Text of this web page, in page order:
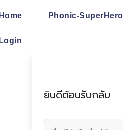
Home Phonic-SuperHero
Login
ยินดีต้อนรับกลับ